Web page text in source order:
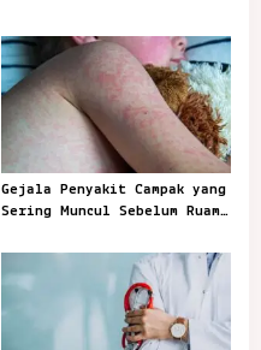
Gejala Penyakit Campak yang
Sering Muncul Sebelum Ruam